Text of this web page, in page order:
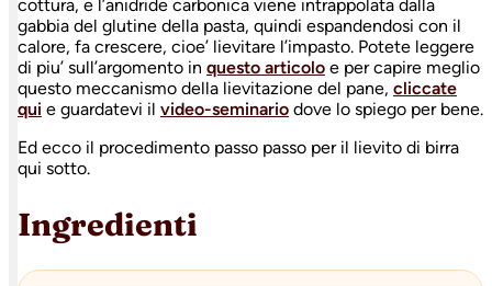
cottura, e l’anidride carbonica viene intrappolata dalla
gabbia del glutine della pasta, quindi espandendosi con il
calore, fa crescere, cioe’ lievitare l’impasto. Potete leggere
di piu’ sull’argomento in questo articolo e per capire meglio
questo meccanismo della lievitazione del pane, cliccate
qui e guardatevi il video-seminario dove lo spiego per bene.
Ed ecco il procedimento passo passo per il lievito di birra
qui sotto.
Ingredienti